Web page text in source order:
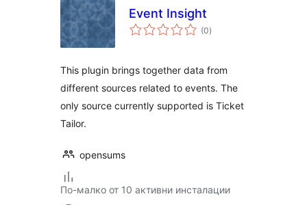
Event Insight
(0общо
оценки
)
This plugin brings together data from
different sources related to events. The
only source currently supported is Ticket
Tailor.
opensums
По-малко от 10 активни инсталации